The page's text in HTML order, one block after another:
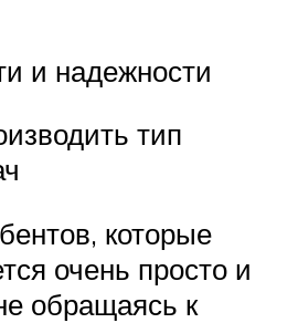
и надежности
тип
которые
очень просто и
обращаясь к